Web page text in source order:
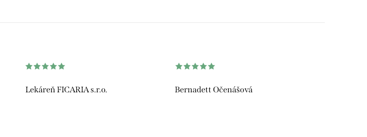
Lekáreň FICARIA s.r.o. Bernadett Očenášová